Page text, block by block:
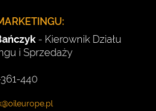
- Kierownik Działu
i Sprzedaży
440